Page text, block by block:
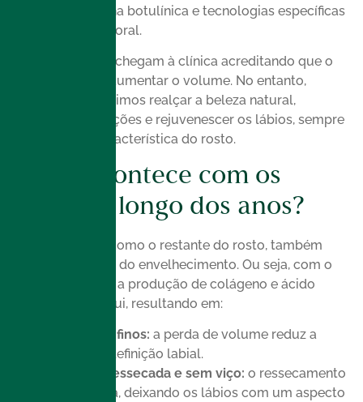
até o uso da toxina botulínica e tecnologias específicas
para a região perioral.
Muitas pacientes chegam à clínica acreditando que o
único objetivo é aumentar o volume. No entanto,
também conseguimos realçar a beleza natural,
equilibrar proporções e rejuvenescer os lábios, sempre
respeitando a característica do rosto.
O que acontece com os
lábios ao longo dos anos?
Os lábios, assim como o restante do rosto, também
sentem os efeitos do envelhecimento. Ou seja, com o
passar do tempo, a produção de colágeno e ácido
hialurônico diminui, resultando em:
Lábios mais finos: a perda de volume reduz a
projeção e definição labial.
Aparência ressecada e sem viço: o ressecamento
se intensifica, deixando os lábios com um aspecto